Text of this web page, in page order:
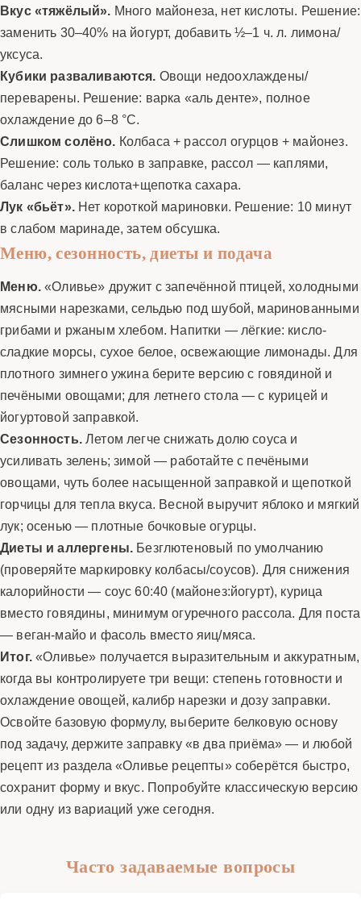
Вкус «тяжёлый». Много майонеза, нет кислоты. Решение:
заменить 30–40% на йогурт, добавить ½–1 ч. л. лимона/
уксуса.
Кубики разваливаются. Овощи недоохлаждены/
переварены. Решение: варка «аль денте», полное
охлаждение до 6–8 °C.
Слишком солёно. Колбаса + рассол огурцов + майонез.
Решение: соль только в заправке, рассол — каплями,
баланс через кислота+щепотка сахара.
Лук «бьёт».Нет короткой мариновки. Решение: 10 минут
в слабом маринаде, затем обсушка.
Меню, сезонность, диеты и подача
Меню.«Оливье» дружит с запечённой птицей, холодными
мясными нарезками, сельдью под шубой, маринованными
грибами и ржаным хлебом. Напитки — лёгкие: кисло-
сладкие морсы, сухое белое, освежающие лимонады. Для
плотного зимнего ужина берите версию с говядиной и
печёными овощами; для летнего стола — с курицей и
йогуртовой заправкой.
Сезонность.Летом легче снижать долю соуса и
усиливать зелень; зимой — работайте с печёными
овощами, чуть более насыщенной заправкой и щепоткой
горчицы для тепла вкуса. Весной выручит яблоко и мягкий
лук; осенью — плотные бочковые огурцы.
Диеты и аллергены. Безглютеновый по умолчанию
(проверяйте маркировку колбасы/соусов). Для снижения
калорийности — соус 60:40 (майонез:йогурт), курица
вместо говядины, минимум огуречного рассола. Для поста
— веган-майо и фасоль вместо яиц/мяса.
Итог.«Оливье» получается выразительным и аккуратным,
когда вы контролируете три вещи: степень готовности и
охлаждение овощей, калибр нарезки и дозу заправки.
Освойте базовую формулу, выберите белковую основу
под задачу, держите заправку «в два приёма» — и любой
рецепт из раздела «Оливье рецепты» соберётся быстро,
сохранит форму и вкус. Попробуйте классическую версию
или одну из вариаций уже сегодня.
Часто задаваемые вопросы